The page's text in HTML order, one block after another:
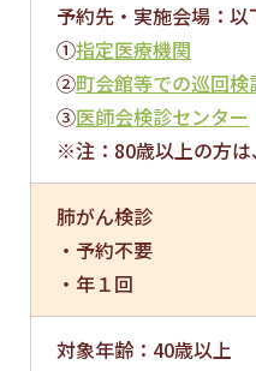
予約先・実施会場：
①指定医療機関
②町会館等での巡回検
③医師会検診センター
※注：80歳以上の方
肺がん検診
・予約不要
・年１回
対象年齢：40歳以上